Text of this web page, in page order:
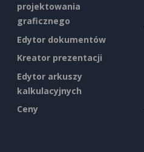
projektowania
graficznego
Edytor dokumentów
Kreator prezentacji
Edytor arkuszy
kalkulacyjnych
Ceny